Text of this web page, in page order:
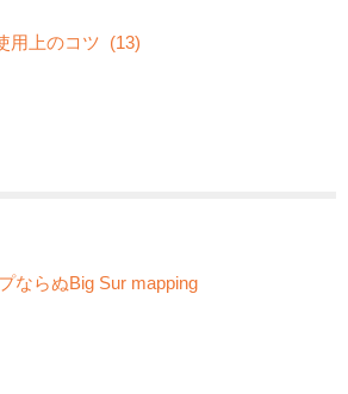
用上のコツ (13)
ならぬBig Sur mapping